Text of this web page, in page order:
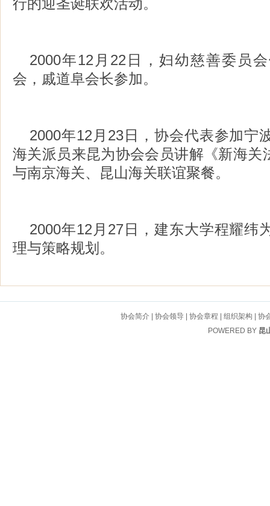
行的迎圣诞联欢活动。
2000年12月22日，妇幼慈善委员
会，戚道阜会长参加。
2000年12月23日，协会代表参加宁
海关派员来昆为协会会员讲解《新海关
与南京海关、昆山海关联谊聚餐。
2000年12月27日，建东大学程耀纬
理与策略规划。
协会简介 |协会领导 |协会章程 |组织架构 |协
POWERED BY 昆